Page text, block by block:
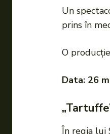
Un
prins în
O
Data: 26
În regia lui